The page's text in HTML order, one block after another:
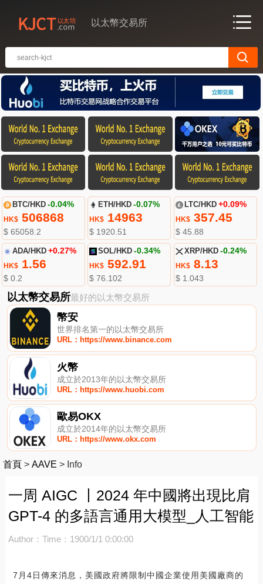
以太幣交易所
BTC/HKD -0.04%
HK$506868
$ 65058.2
ETH/HKD -0.07%
HK$ 14963
$ 1920.51
LTC/HKD +0.09%
HK$357.45
$ 45.88
ADA/HKD +0.27%
HK$1.56
$ 0.2
SOL/HKD -0.34%
HK$ 592.91
$ 76.102
XRP/HKD -0.24%
HK$8.13
$ 1.043
以太幣交易所最好的以太幣交易所
幣安
世界排名第一的以太幣交易所
URL：https://www.binance.com
火幣
成立於2013年的以太幣交易所
URL：https://www.huobi.com
歐易OKX
成立於2014年的以太幣交易所
URL：https://www.okx.com
首頁 > AAVE > Info
一周 AIGC 丨2024 年中國將出現比肩
GPT-4 的多語言通用大模型_人工智能
Author： Time：1900/1/1 0:00:00
7月4日傳來消息，美國政府將限制中國企業使用美國廠商的